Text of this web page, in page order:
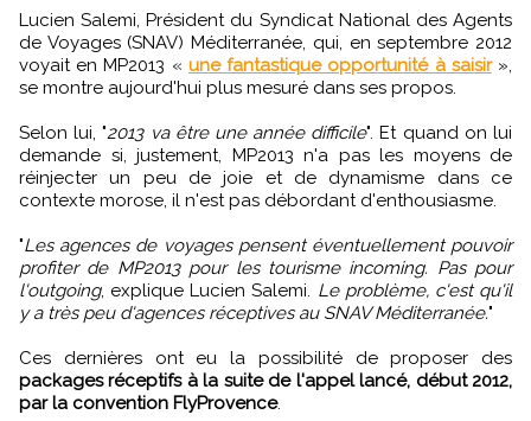
Lucien Salemi, Président du Syndicat National des Agents
de Voyages (SNAV) Méditerranée, qui, en septembre 2012
voyait en MP2013 « une fantastique opportunité à saisir»,
se montre aujourd'hui plus mesuré dans ses propos.
Selon lui, "2013 va être une année difficile". Et quand on lui
demande si, justement, MP2013 n'a pas les moyens de
réinjecter un peu de joie et de dynamisme dans ce
contexte morose, il n'est pas débordant d'enthousiasme.
"Les agences de voyages pensent éventuellement pouvoir
profiter de MP2013 pour les tourisme incoming. Pas pour
l'outgoing, explique Lucien Salemi. Le problème, c'est qu'il
y a très peu d'agences réceptives au SNAV Méditerranée."
Ces dernières ont eu la possibilité de proposer des
packages réceptifs à la suite de l'appel lancé, début 2012,
par la convention FlyProvence.